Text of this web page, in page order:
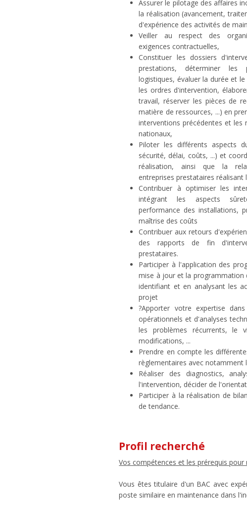
Assurer le pilotage des affaires
la réalisation (avancement,
d'expérience des activités de
Veiller au respect des
exigences contractuelles,
Constituer les dossiers
prestations, déterminer
logistiques, évaluer la durée et
les ordres d'intervention,
travail, réserver les pièces de
matière de ressources, ...) en
interventions précédentes et les
nationaux,
Piloter les différents aspects
sécurité, délai, coûts, ...) et
réalisation, ainsi que la
entreprises prestataires réalisant
Contribuer à optimiser les
intégrant les aspects
performance des installations,
maîtrise des coûts
Contribuer aux retours
des rapports de fin
prestataires.
Participer à l'application des
mise à jour et la programmation
identifiant et en analysant les
projet
?Apporter votre expertise
opérationnels et d'analyses
les problèmes récurrents, le
modifications, ...
Prendre en compte les
règlementaires avec notamment
Réaliser des diagnostics,
l'intervention, décider de
Participer à la réalisation de
de tendance.
Profil recherché
Vos compétences et les prérequis pour
Vous êtes titulaire d'un BAC avec
poste similaire en maintenance dans